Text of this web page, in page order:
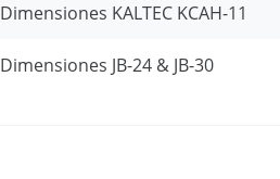
Dimensiones KALTEC KCAH-11
Dimensiones JB-24 & JB-30